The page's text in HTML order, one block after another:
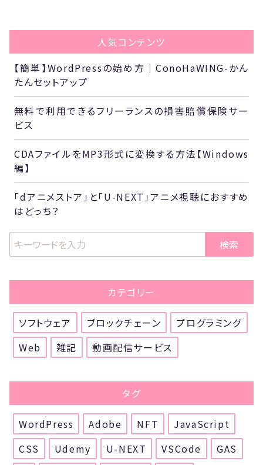
人気コンテンツ
【簡単】WordPressの始め方｜ConoHaWING-かん
たんセットアップ
無料で利用できるフリーランスの損害賠償保険サー
ビス
CDAファイルをMP3形式に変換する方法【Windows
編】
「dアニメストア」と「U-NEXT」アニメ視聴におすすめ
はどっち？
検索
カテゴリー
ソフトウェア ブロックチェーン
プログラミング
Web
雑記 動画配信サービス
タグ
WordPress Adobe NFT
JavaScript
CSS
Udemy U-NEXT VSCode
GAS